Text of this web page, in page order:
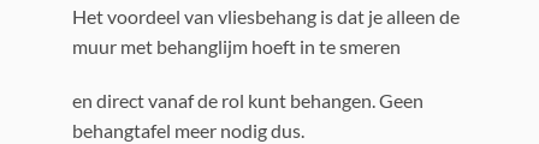
Het voordeel van vliesbehang is dat je alleen de
muur met behanglijm hoeft in te smeren
en direct vanaf de rol kunt behangen. Geen
behangtafel meer nodig dus.